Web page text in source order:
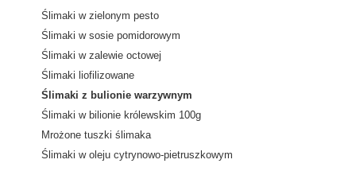
Ślimaki w zielonym pesto
Ślimaki w sosie pomidorowym
Ślimaki w zalewie octowej
Ślimaki liofilizowane
Ślimaki z bulionie warzywnym
Ślimaki w bilionie królewskim 100g
Mrożone tuszki ślimaka
Ślimaki w oleju cytrynowo-pietruszkowym